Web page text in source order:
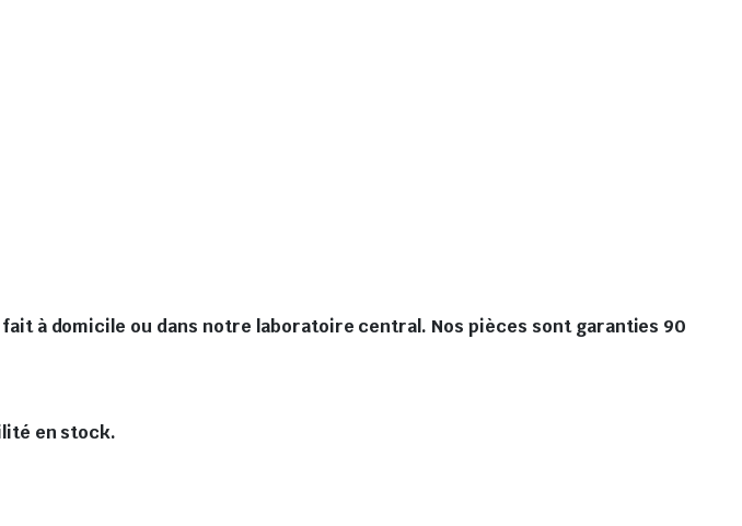
à domicile ou dans notre laboratoire central. Nos pièces sont garanties 90
en stock.